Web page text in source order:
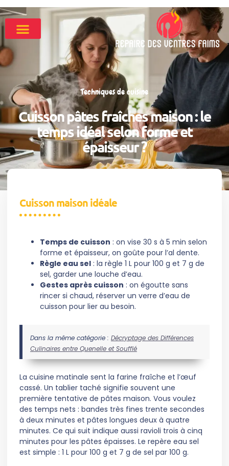
Techniques de cuisine
Cuisson pâtes fraîches maison : le
temps idéal selon forme et
épaisseur ?
Cuisson maison idéale
Temps de cuisson : on vise 30 s à 5 min selon
forme et épaisseur, on goûte pour l’al dente.
Règle eau sel : la règle 1 L pour 100 g et 7 g de
sel, garder une louche d’eau.
Gestes après cuisson : on égoutte sans
rincer si chaud, réserver un verre d’eau de
cuisson pour lier au besoin.
Dans la même catégorie : Décryptage des Différences
Culinaires entre Quenelle et Soufflé
La cuisine matinale sent la farine fraîche et l’œuf
cassé. Un tablier taché signifie souvent une
première tentative de pâtes maison. Vous voulez
des temps nets : bandes très fines trente secondes
à deux minutes et pâtes longues deux à quatre
minutes. Ce qui suit indique aussi ravioli trois à cinq
minutes pour les pâtes épaisses. Le repère eau sel
est simple : 1 L pour 100 g et 7 g de sel par 100 g.